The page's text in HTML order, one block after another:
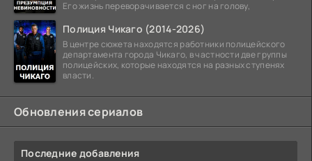
Его жизнь переворачивается с ног на голову,
Полиция Чикаго (2014-2026)
В центре сюжета находятся работники полицейского
департамента города Чикаго, в частности две группы
полицейских, которые находятся на разных ступенях
власти.
Обновления сериалов
Последние добавления